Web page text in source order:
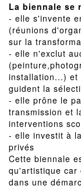
La biennale se
- elle s'invente
(réunions
sur la
- elle n'exclut
installation...)
guident la
- elle prône le
transmission et
interventions
- elle investit à
privés
Cette biennale
qu'artistique car
dans une